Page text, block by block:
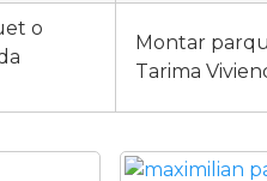
o
Montar
Tarima